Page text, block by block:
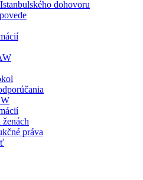
dohovoru
práva